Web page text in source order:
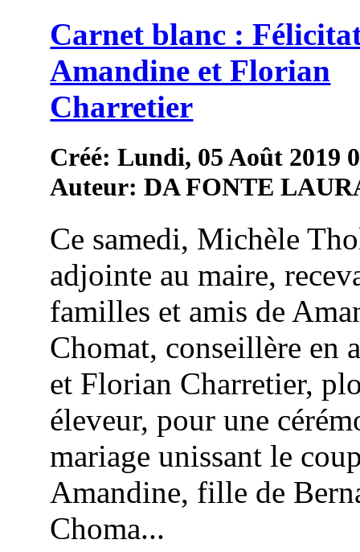
Carnet blanc :
Amandine et Florian
Charretier
Créé: Lundi, 05 Août 2019
Auteur: DA FONTE
Ce samedi, Michèle
adjointe au maire,
familles et amis de
Chomat, conseillère en
et Florian Charretier,
éleveur, pour une
mariage unissant le
Amandine, fille de
Choma...